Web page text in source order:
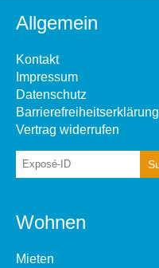
Allgemein
Kontakt
Impressum
Datenschutz
Barrierefreiheitserklärung
Vertrag widerrufen
Wohnen
Mieten